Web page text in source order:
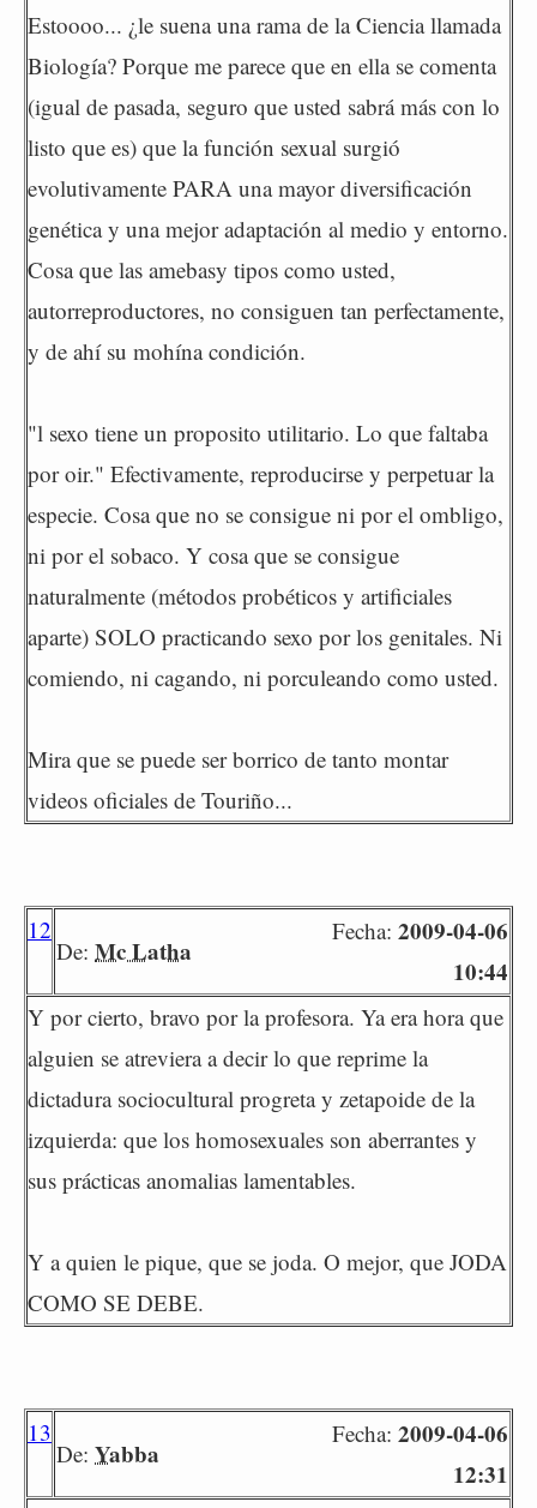
Estoooo... ¿le suena una rama de la Ciencia llamada
Biología? Porque me parece que en ella se comenta
(igual de pasada, seguro que usted sabrá más con lo
listo que es) que la función sexual surgió
evolutivamente PARA una mayor diversificación
genética y una mejor adaptación al medio y entorno.
Cosa que las amebasy tipos como usted,
autorreproductores, no consiguen tan perfectamente,
y de ahí su mohína condición.
"l sexo tiene un proposito utilitario. Lo que faltaba
por oir." Efectivamente, reproducirse y perpetuar la
especie. Cosa que no se consigue ni por el ombligo,
ni por el sobaco. Y cosa que se consigue
naturalmente (métodos probéticos y artificiales
aparte) SOLO practicando sexo por los genitales. Ni
comiendo, ni cagando, ni porculeando como usted.
Mira que se puede ser borrico de tanto montar
videos oficiales de Touriño...
12
De: Mc Latha
Fecha: 2009-04-06
10:44
Y por cierto, bravo por la profesora. Ya era hora que
alguien se atreviera a decir lo que reprime la
dictadura sociocultural progreta y zetapoide de la
izquierda: que los homosexuales son aberrantes y
sus prácticas anomalias lamentables.
Y a quien le pique, que se joda. O mejor, que JODA
COMO SE DEBE.
13
De: Yabba
Fecha: 2009-04-06
12:31